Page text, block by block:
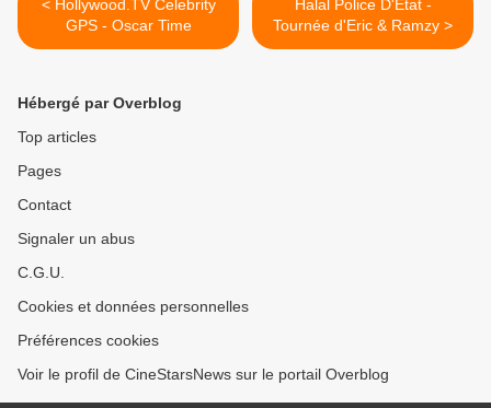
< Hollywood.TV Celebrity
GPS - Oscar Time
Halal Police D'Etat -
Tournée d'Eric & Ramzy >
Hébergé par Overblog
Top articles
Pages
Contact
Signaler un abus
C.G.U.
Cookies et données personnelles
Préférences cookies
Voir le profil de CineStarsNews sur le portail Overblog